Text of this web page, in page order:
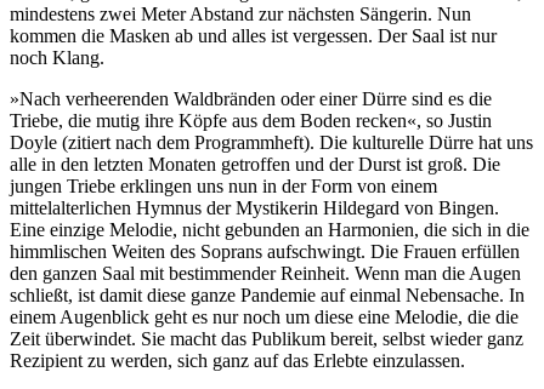
mindestens zwei Meter Abstand zur nächsten Sängerin. Nun
kommen die Masken ab und alles ist vergessen. Der Saal ist nur
noch Klang.
»Nach verheerenden Waldbränden oder einer Dürre sind es die
Triebe, die mutig ihre Köpfe aus dem Boden recken«, so Justin
Doyle (zitiert nach dem Programmheft). Die kulturelle Dürre hat uns
alle in den letzten Monaten getroffen und der Durst ist groß. Die
jungen Triebe erklingen uns nun in der Form von einem
mittelalterlichen Hymnus der Mystikerin Hildegard von Bingen.
Eine einzige Melodie, nicht gebunden an Harmonien, die sich in die
himmlischen Weiten des Soprans aufschwingt. Die Frauen erfüllen
den ganzen Saal mit bestimmender Reinheit. Wenn man die Augen
schließt, ist damit diese ganze Pandemie auf einmal Nebensache. In
einem Augenblick geht es nur noch um diese eine Melodie, die die
Zeit überwindet. Sie macht das Publikum bereit, selbst wieder ganz
Rezipient zu werden, sich ganz auf das Erlebte einzulassen.